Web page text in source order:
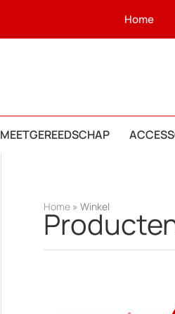
Home
MEETGEREEDSCHAP
Home » Winkel